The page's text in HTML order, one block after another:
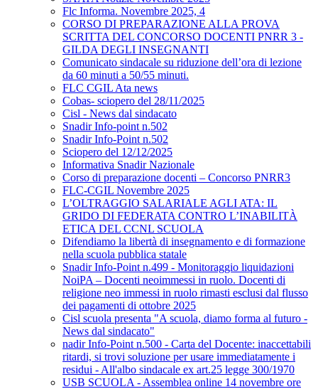
Flc Informa. Novembre 2025, 4
CORSO DI PREPARAZIONE ALLA PROVA
SCRITTA DEL CONCORSO DOCENTI PNRR 3 -
GILDA DEGLI INSEGNANTI
Comunicato sindacale su riduzione dell’ora di lezione
da 60 minuti a 50/55 minuti.
FLC CGIL Ata news
Cobas- sciopero del 28/11/2025
Cisl - News dal sindacato
Snadir Info-point n.502
Snadir Info-Point n.502
Sciopero del 12/12/2025
Informativa Snadir Nazionale
Corso di preparazione docenti – Concorso PNRR3
FLC-CGIL Novembre 2025
L’OLTRAGGIO SALARIALE AGLI ATA: IL
GRIDO DI FEDERATA CONTRO L’INABILITÀ
ETICA DEL CCNL SCUOLA
Difendiamo la libertà di insegnamento e di formazione
nella scuola pubblica statale
Snadir Info-Point n.499 - Monitoraggio liquidazioni
NoiPA – Docenti neoimmessi in ruolo. Docenti di
religione neo immessi in ruolo rimasti esclusi dal flusso
dei pagamenti di ottobre 2025
Cisl scuola presenta "A scuola, diamo forma al futuro -
News dal sindacato"
nadir Info-Point n.500 - Carta del Docente: inaccettabili
ritardi, si trovi soluzione per usare immediatamente i
residui - All'albo sindacale ex art.25 legge 300/1970
USB SCUOLA - Assemblea online 14 novembre ore